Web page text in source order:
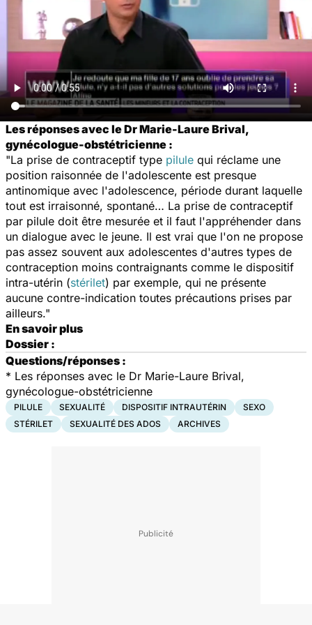
Les réponses avec le Dr Marie-Laure Brival,
gynécologue-obstétricienne :
"La prise de contraceptif type pilule qui réclame une
position raisonnée de l'adolescente est presque
antinomique avec l'adolescence, période durant laquelle
tout est irraisonné, spontané… La prise de contraceptif
par pilule doit être mesurée et il faut l'appréhender dans
un dialogue avec le jeune. Il est vrai que l'on ne propose
pas assez souvent aux adolescentes d'autres types de
contraception moins contraignants comme le dispositif
intra-utérin (stérilet) par exemple, qui ne présente
aucune contre-indication toutes précautions prises par
ailleurs."
En savoir plus
Dossier :
Questions/réponses :
* Les réponses avec le Dr Marie-Laure Brival,
gynécologue-obstétricienne
PILULE SEXUALITÉ DISPOSITIF INTRAUTÉRIN
SEXO
STÉRILET
SEXUALITÉ DES ADOS ARCHIVES